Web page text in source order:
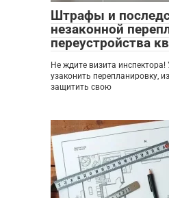
Штрафы и
незаконной
переустройства
Не ждите визита инспектора!
узаконить перепланировку,
защитить свою